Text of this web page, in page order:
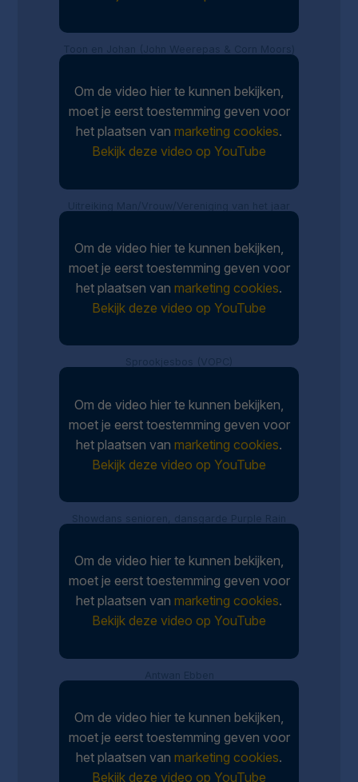
Om de video hier te kunnen bekijken,
moet je eerst toestemming geven voor
het plaatsen van marketing cookies.
Bekijk deze video op YouTube
Om de video hier te kunnen bekijken,
moet je eerst toestemming geven voor
het plaatsen van marketing cookies.
Bekijk deze video op YouTube
Om de video hier te kunnen bekijken,
moet je eerst toestemming geven voor
het plaatsen van marketing cookies.
Bekijk deze video op YouTube
Om de video hier te kunnen bekijken,
moet je eerst toestemming geven voor
het plaatsen van marketing cookies.
Bekijk deze video op YouTube
Om de video hier te kunnen bekijken,
moet je eerst toestemming geven voor
het plaatsen van marketing cookies.
Bekijk deze video op YouTube